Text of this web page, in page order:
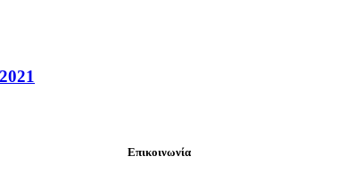
Επικοινωνία